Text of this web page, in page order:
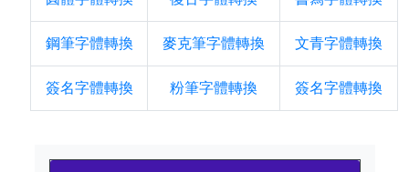
鋼筆字體轉換 麥克筆字體轉換 文青字體轉換
簽名字體轉換 粉筆字體轉換 簽名字體轉換